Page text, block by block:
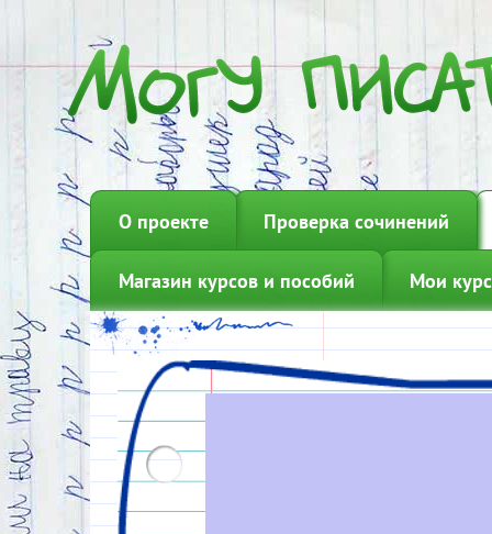
О проекте Проверка сочинений
Магазин курсов и пособий Мои